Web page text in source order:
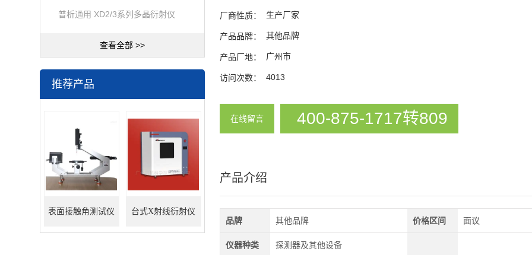
普析通用 XD2/3系列多晶衍射仪
查看全部 >>
推荐产品
表面接触角测试仪 台式X射线衍射仪
厂商性质： 生产厂家
产品品牌： 其他品牌
产品厂地： 广州市
访问次数： 4013
在线留言 400-875-1717转809
产品介绍
品牌 其他品牌 价格区间 面议
仪器种类 探测器及其他设备